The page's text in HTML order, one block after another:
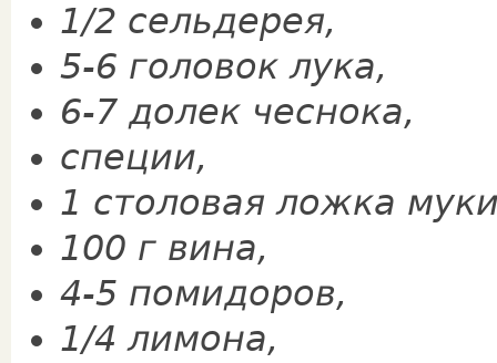
1/2 сельдерея,
5-6 головок лука,
6-7 долек чеснока,
специи,
1 столовая ложка
100 г вина,
4-5 помидоров,
1/4 лимона,